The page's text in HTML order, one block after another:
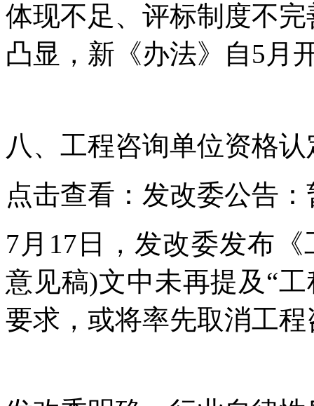
体现不足、评标制度不
凸显，新《办法》自5月
八、工程咨询单位资格
点击查看：发改委公告
7月17日，发改委发布
意见稿)文中未再提及“
要求，或将率先取消工